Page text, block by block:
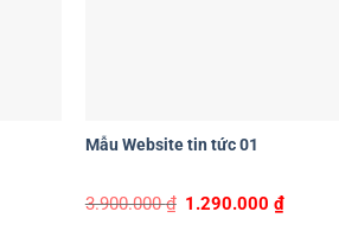
Mẫu Website tin tức 01
3.900.000₫ Original
1.290.000₫Current